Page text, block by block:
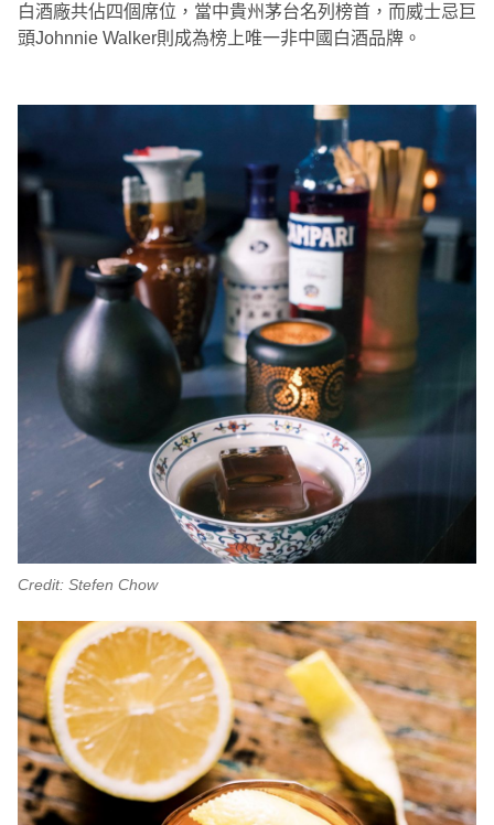
白酒廠共佔四個席位，當中貴州茅台名列榜首，而威士忌巨
頭Johnnie Walker則成為榜上唯一非中國白酒品牌。
Credit: Stefen Chow